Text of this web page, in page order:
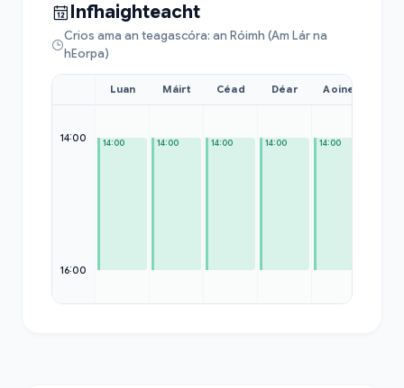
Infhaighteacht
Crios ama an teagascóra: an Róimh (Am Lár na
hEorpa)
14:00
16:00
Luan
14:00
Máirt
14:00
Céad
14:00
Déar
14:00
Aoine
14:00